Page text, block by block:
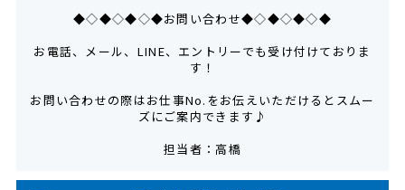
◆◇◆◇◆◇◆お問い合わせ◆◇◆◇◆◇◆
お電話、メール、LINE、エントリーでも受け付けておりま
す！
お問い合わせの際はお仕事No.をお伝えいただけるとスムー
ズにご案内できます♪
担当者：高橋